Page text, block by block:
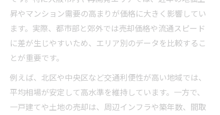
昇やマンション需要の高まりが価格に大きく影響してい
ます。実際、都市部と郊外では売却価格や流通スピード
に差が生じやすいため、エリア別のデータを比較するこ
とが重要です。
例えば、北区や中央区など交通利便性が高い地域では、
平均相場が安定して高水準を維持しています。一方で、
一戸建てや土地の売却は、周辺インフラや築年数、間取